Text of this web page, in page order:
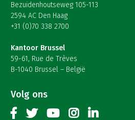
Bezuidenhoutseweg 105-113
2594 AC Den Haag
+31 (0)70 338 2700
Kantoor Brussel
59-61, Rue de Trèves
B-1040 Brussel – België
Volg ons